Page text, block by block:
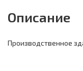
Описание
Производственное